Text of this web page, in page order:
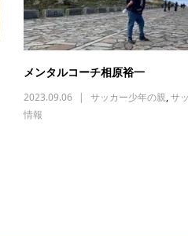
メンタルコーチ相原裕一
2023.09.06 サッカー少年の親,サ
情報